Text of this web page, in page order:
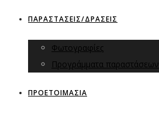
ΠΑΡΑΣΤΑΣΕΙΣ/ΔΡΑΣΕΙΣ
Φωτογραφίες
Προγράμματα παραστάσεων
ΠΡΟΕΤΟΙΜΑΣΙΑ